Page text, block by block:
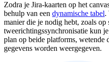
Zodra je Jira-kaarten op het
behulp van een dynamische tabel.
manier die je nodig hebt, zoals op
tweerichtingssynchronisatie kun
plan op beide platforms, wetende
gegevens worden weergegeven.